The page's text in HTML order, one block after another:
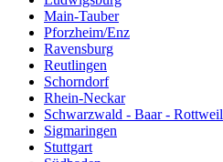
Main-Tauber
Pforzheim/Enz
Ravensburg
Reutlingen
Schorndorf
Rhein-Neckar
Schwarzwald - Baar - Rottweil
Sigmaringen
Stuttgart